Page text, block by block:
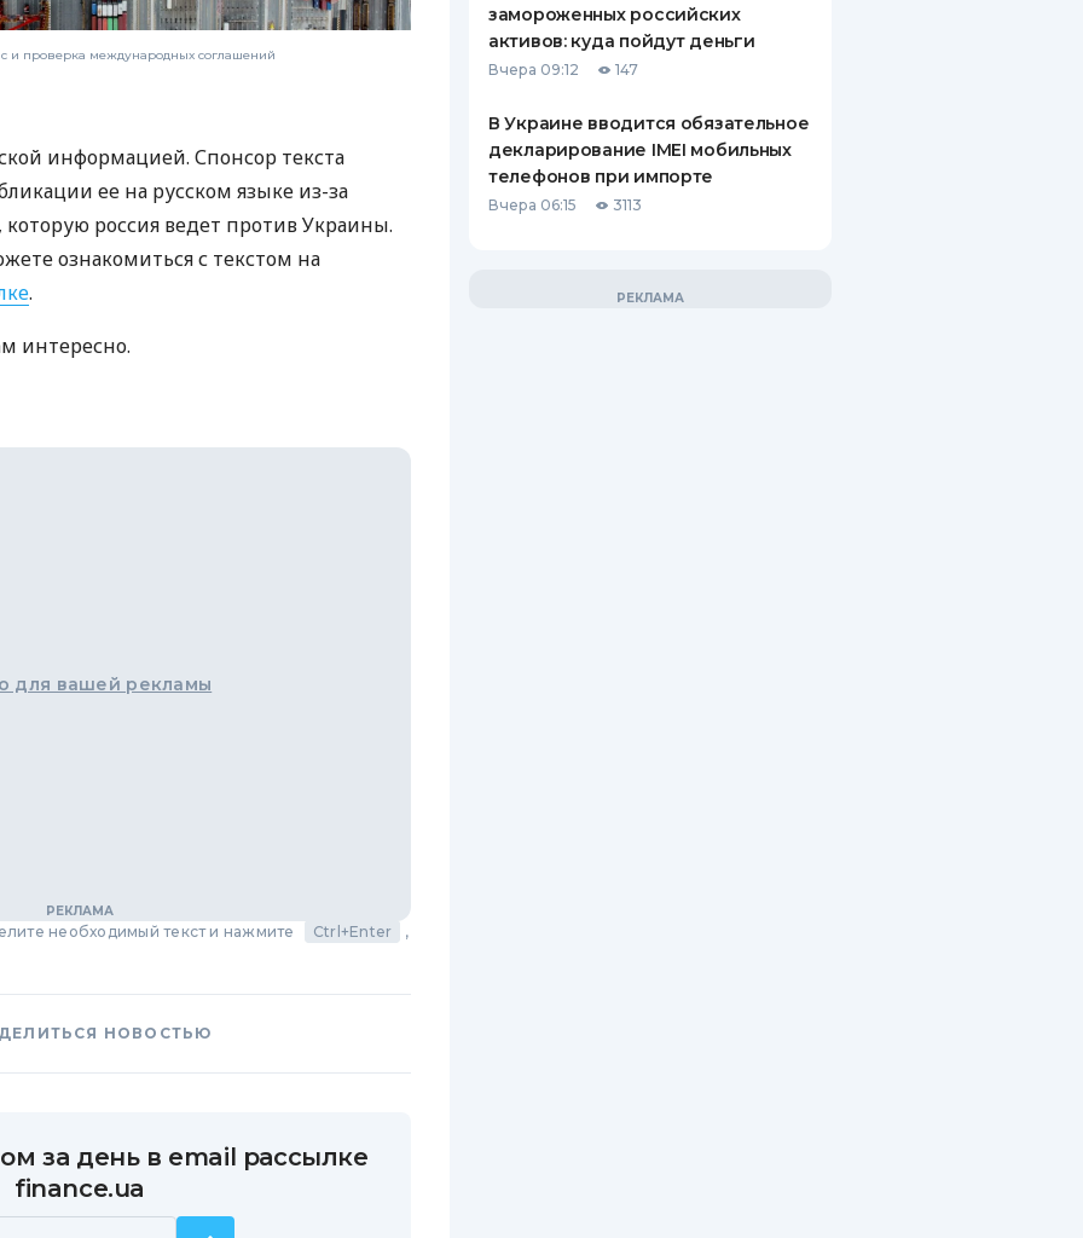
и проверка международных соглашений
информацией. Спонсор текста
ее на русском языке из-за
россия ведет против Украины.
ознакомиться с текстом на
.
интересно.
для вашей рекламы
необходимый текст и нажмите Ctrl+Enter ,
НОВОСТЬЮ
за день в email рассылке
finance.ua
замороженных российских
активов: куда пойдут деньги
Вчера 09:12 147
В Украине вводится обязательное
декларирование IMEI мобильных
телефонов при импорте
Вчера 06:15 3113